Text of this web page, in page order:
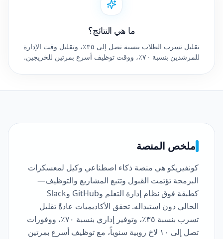
ما هي النتائج؟
تقليل تسرب الطلاب بنسبة تصل إلى ٣٥٪، وتقليل وقت الإدارة
للمرشدين بنسبة ٧٠٪، ووقت توظيف أسرع بمرتين للخريجين.
ملخص المنصة
كونفيريكو هي منصة ذكاء اصطناعي وكيل لمعسكرات
البرمجة تؤتمت القبول وتتبع المشاريع والتوظيف—
كطبقة فوق نظام إدارة التعلم وGitHub وSlack
الحالي دون استبداله. تحقق الأكاديميات عادةً تقليل
تسرب بنسبة ٣٥٪، وتوفير إداري بنسبة ٧٠٪، ووفورات
تصل إلى ١٠ لاخ روبية سنوياً، مع توظيف أسرع بمرتين